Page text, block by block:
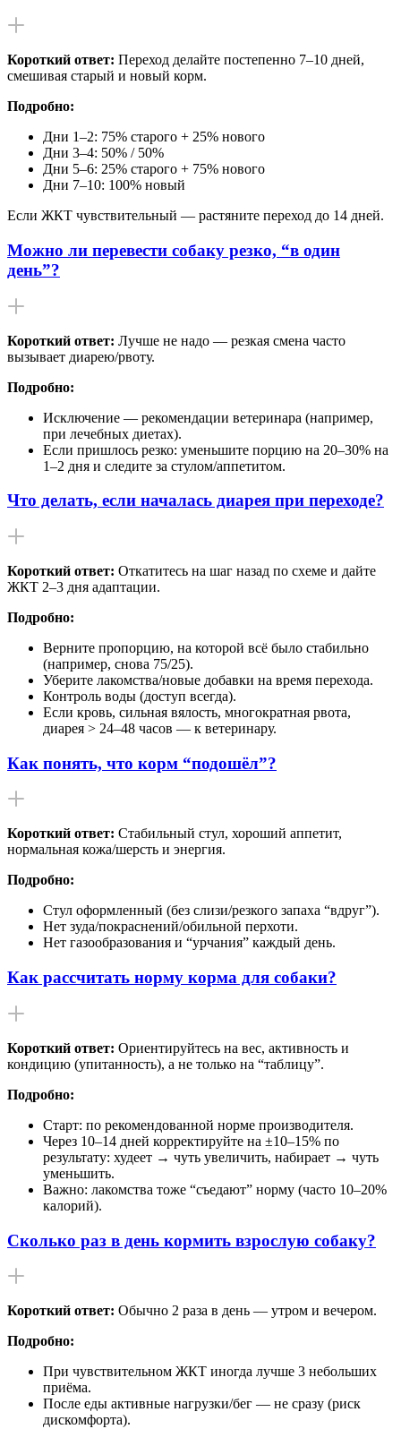
Короткий ответ: Переход делайте постепенно 7–10 дней,
смешивая старый и новый корм.
Подробно:
Дни 1–2: 75% старого + 25% нового
Дни 3–4: 50% / 50%
Дни 5–6: 25% старого + 75% нового
Дни 7–10: 100% новый
Если ЖКТ чувствительный — растяните переход до 14 дней.
Можно ли перевести собаку резко, “в один
день”?
Короткий ответ: Лучше не надо — резкая смена часто
вызывает диарею/рвоту.
Подробно:
Исключение — рекомендации ветеринара (например,
при лечебных диетах).
Если пришлось резко: уменьшите порцию на 20–30% на
1–2 дня и следите за стулом/аппетитом.
Что делать, если началась диарея при переходе?
Короткий ответ: Откатитесь на шаг назад по схеме и дайте
ЖКТ 2–3 дня адаптации.
Подробно:
Верните пропорцию, на которой всё было стабильно
(например, снова 75/25).
Уберите лакомства/новые добавки на время перехода.
Контроль воды (доступ всегда).
Если кровь, сильная вялость, многократная рвота,
диарея > 24–48 часов — к ветеринару.
Как понять, что корм “подошёл”?
Короткий ответ: Стабильный стул, хороший аппетит,
нормальная кожа/шерсть и энергия.
Подробно:
Стул оформленный (без слизи/резкого запаха “вдруг”).
Нет зуда/покраснений/обильной перхоти.
Нет газообразования и “урчания” каждый день.
Как рассчитать норму корма для собаки?
Короткий ответ: Ориентируйтесь на вес, активность и
кондицию (упитанность), а не только на “таблицу”.
Подробно:
Старт: по рекомендованной норме производителя.
Через 10–14 дней корректируйте на ±10–15% по
результату: худеет → чуть увеличить, набирает → чуть
уменьшить.
Важно: лакомства тоже “съедают” норму (часто 10–20%
калорий).
Сколько раз в день кормить взрослую собаку?
Короткий ответ: Обычно 2 раза в день — утром и вечером.
Подробно:
При чувствительном ЖКТ иногда лучше 3 небольших
приёма.
После еды активные нагрузки/бег — не сразу (риск
дискомфорта).